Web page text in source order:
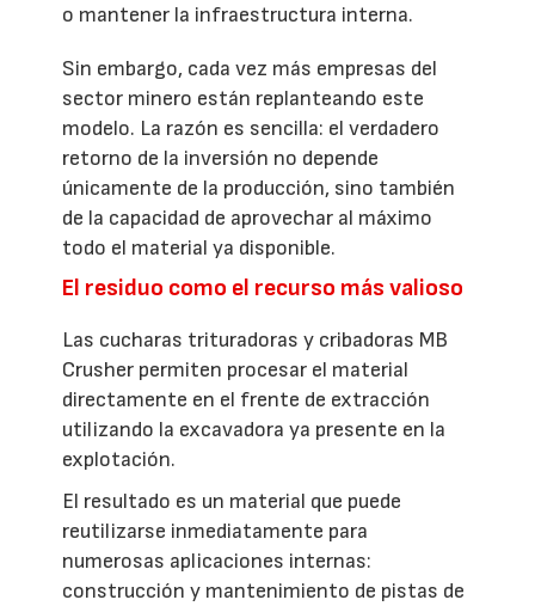
o mantener la infraestructura interna.
Sin embargo, cada vez más empresas del
sector minero están replanteando este
modelo. La razón es sencilla: el verdadero
retorno de la inversión no depende
únicamente de la producción, sino también
de la capacidad de aprovechar al máximo
todo el material ya disponible.
El residuo como el recurso más valioso
Las cucharas trituradoras y cribadoras MB
Crusher permiten procesar el material
directamente en el frente de extracción
utilizando la excavadora ya presente en la
explotación.
El resultado es un material que puede
reutilizarse inmediatamente para
numerosas aplicaciones internas:
construcción y mantenimiento de pistas de